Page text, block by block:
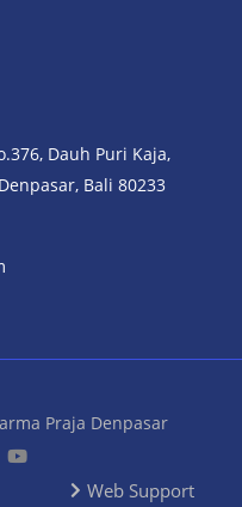
Dauh Puri Kaja,
Bali 80233
Praja Denpasar
Web Support